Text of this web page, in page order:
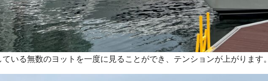
いる無数のヨットを一度に見ることができ、テンションが上がります。